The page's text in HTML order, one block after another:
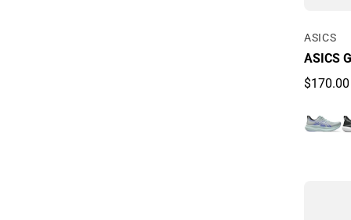
Por
ASICS
ASICS
$170.00